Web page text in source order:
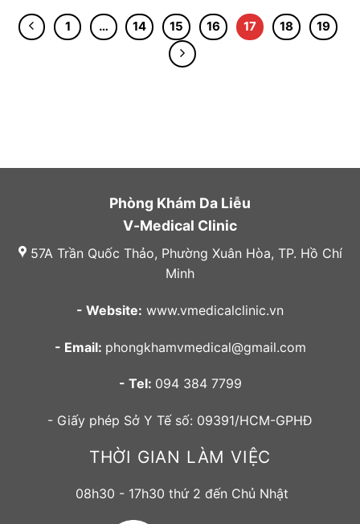
1 … 14 15 16 17 18 19
Phòng Khám Da Liễu
V-Medical Clinic
57A Trần Quốc Thảo, Phường Xuân Hòa, TP. Hồ Chí
Minh
- Website: www.vmedicalclinic.vn
- Email: phongkhamvmedical@gmail.com
- Tel: 094 384 7799
- Giấy phép Sở Y Tế số: 09391/HCM-GPHĐ
THỜI GIAN LÀM VIỆC
08h30 - 17h30 thứ 2 đến Chủ Nhật